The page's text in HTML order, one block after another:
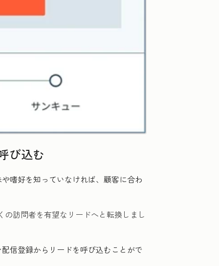
び込む
嗜好を知っていなければ、顧客に合わ
訪問者を有望なリードへと転換しまし
信登録からリードを呼び込むことがで